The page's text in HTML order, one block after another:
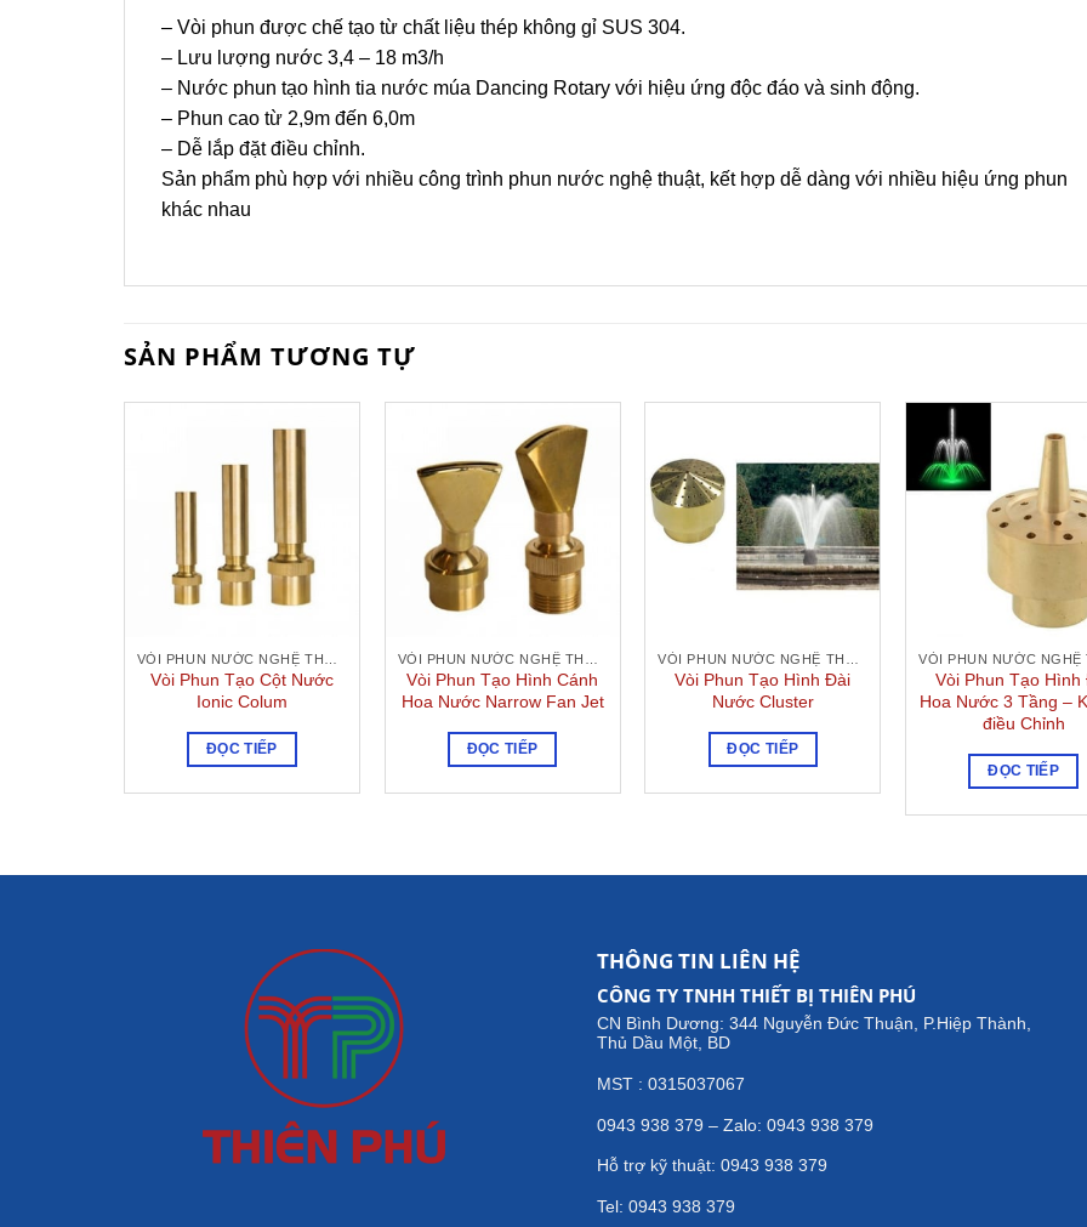
– Vòi phun được chế tạo từ chất liệu thép không gỉ SUS 304.
– Lưu lượng nước 3,4 – 18 m3/h
– Nước phun tạo hình tia nước múa Dancing Rotary với hiệu ứng độc đáo và sinh động.
– Phun cao từ 2,9m đến 6,0m
– Dễ lắp đặt điều chỉnh.
Sản phẩm phù hợp với nhiều công trình phun nước nghệ thuật, kết hợp dễ dàng với nhiều hiệu ứng phun
khác nhau
SẢN PHẨM TƯƠNG TỰ
Vòi Phun Tạo Cột Nước
Ionic Colum
ĐỌC TIẾP
Vòi Phun Tạo Hình Cánh
Hoa Nước Narrow Fan Jet
ĐỌC TIẾP
Vòi Phun Tạo Hình Đài
Nước Cluster
ĐỌC TIẾP
Vòi Phun Tạo Hình
Hoa Nước 3 Tầng –
điều Chỉnh
ĐỌC TIẾP
THÔNG TIN LIÊN HỆ
CÔNG TY TNHH THIẾT BỊ THIÊN PHÚ
CN Bình Dương: 344 Nguyễn Đức Thuận, P.Hiệp Thành,
Thủ Dầu Một, BD
MST : 0315037067
0943 938 379 – Zalo: 0943 938 379
Hỗ trợ kỹ thuật: 0943 938 379
Tel: 0943 938 379